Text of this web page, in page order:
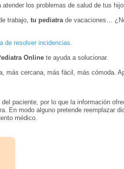
los problemas de salud de tus
trabajo, tu pediatra de vacaciones…
de resolver incidencias.
Online te ayuda a solucionar.
más cercana, más fácil, más cómoda.
paciente, por lo que la información
En modo alguno pretende reemplazar
médico.